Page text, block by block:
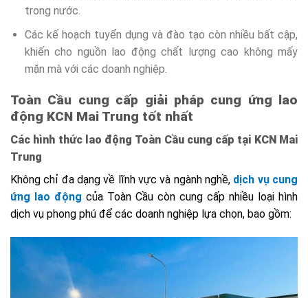
trong nước.
Các kế hoạch tuyển dụng và đào tạo còn nhiều bất cập,
khiến cho nguồn lao động chất lượng cao không mấy
mặn mà với các doanh nghiệp.
Toàn Cầu cung cấp giải pháp cung ứng lao
động KCN Mai Trung tốt nhất
Các hình thức lao động Toàn Cầu cung cấp tại KCN Mai
Trung
Không chỉ đa dạng về lĩnh vực và ngành nghề, dịch vụ cung
ứng lao động của Toàn Cầu còn cung cấp nhiều loại hình
dịch vụ phong phú để các doanh nghiệp lựa chọn, bao gồm: